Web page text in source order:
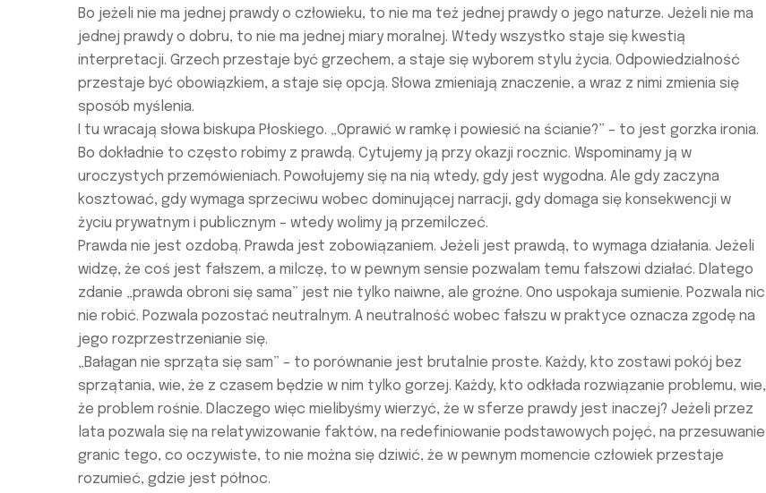
Bo jeżeli nie ma jednej prawdy o człowieku, to nie ma też jednej prawdy o jego naturze. Jeżeli nie ma
jednej prawdy o dobru, to nie ma jednej miary moralnej. Wtedy wszystko staje się kwestią
interpretacji. Grzech przestaje być grzechem, a staje się wyborem stylu życia. Odpowiedzialność
przestaje być obowiązkiem, a staje się opcją. Słowa zmieniają znaczenie, a wraz z nimi zmienia się
sposób myślenia.
I tu wracają słowa biskupa Płoskiego. „Oprawić w ramkę i powiesić na ścianie?” – to jest gorzka ironia.
Bo dokładnie to często robimy z prawdą. Cytujemy ją przy okazji rocznic. Wspominamy ją w
uroczystych przemówieniach. Powołujemy się na nią wtedy, gdy jest wygodna. Ale gdy zaczyna
kosztować, gdy wymaga sprzeciwu wobec dominującej narracji, gdy domaga się konsekwencji w
życiu prywatnym i publicznym – wtedy wolimy ją przemilczeć.
Prawda nie jest ozdobą. Prawda jest zobowiązaniem. Jeżeli jest prawdą, to wymaga działania. Jeżeli
widzę, że coś jest fałszem, a milczę, to w pewnym sensie pozwalam temu fałszowi działać. Dlatego
zdanie „prawda obroni się sama” jest nie tylko naiwne, ale groźne. Ono uspokaja sumienie. Pozwala nic
nie robić. Pozwala pozostać neutralnym. A neutralność wobec fałszu w praktyce oznacza zgodę na
jego rozprzestrzenianie się.
„Bałagan nie sprząta się sam” – to porównanie jest brutalnie proste. Każdy, kto zostawi pokój bez
sprzątania, wie, że z czasem będzie w nim tylko gorzej. Każdy, kto odkłada rozwiązanie problemu, wie,
że problem rośnie. Dlaczego więc mielibyśmy wierzyć, że w sferze prawdy jest inaczej? Jeżeli przez
lata pozwala się na relatywizowanie faktów, na redefiniowanie podstawowych pojęć, na przesuwanie
granic tego, co oczywiste, to nie można się dziwić, że w pewnym momencie człowiek przestaje
rozumieć, gdzie jest północ.